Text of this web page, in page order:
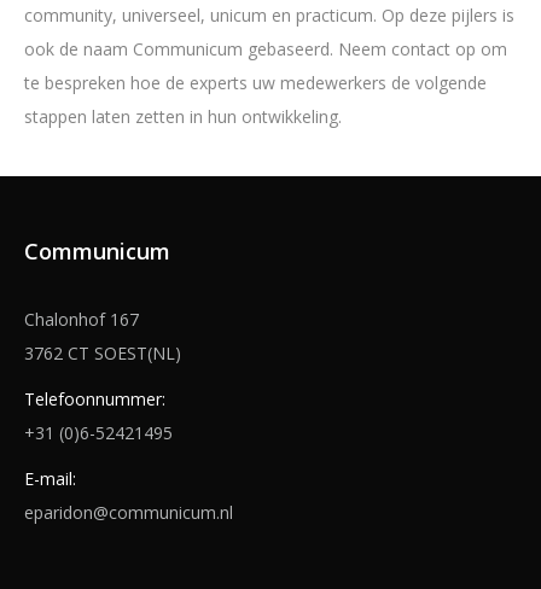
community, universeel, unicum en practicum. Op deze pijlers is
ook de naam Communicum gebaseerd. Neem contact op om
te bespreken hoe de experts uw medewerkers de volgende
stappen laten zetten in hun ontwikkeling.
Communicum
Chalonhof 167
3762 CT SOEST(NL)
Telefoonnummer:
+31 (0)6-52421495
E-mail:
eparidon@communicum.nl